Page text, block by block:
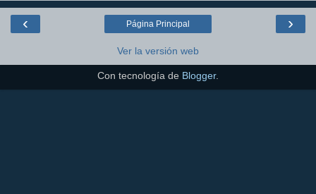
‹ ›
Página Principal
Ver la versión web
Con tecnología de Blogger.